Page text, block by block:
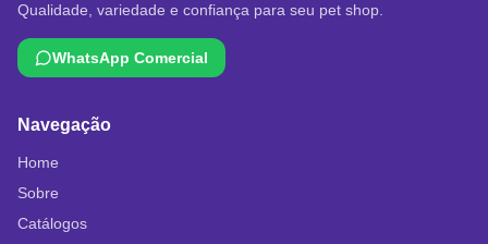
Qualidade, variedade e confiança para seu pet shop.
WhatsApp Comercial
Navegação
Home
Sobre
Catálogos